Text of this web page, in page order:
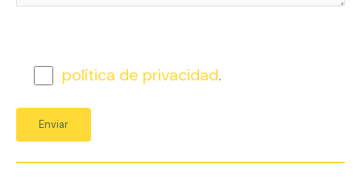
política de privacidad.